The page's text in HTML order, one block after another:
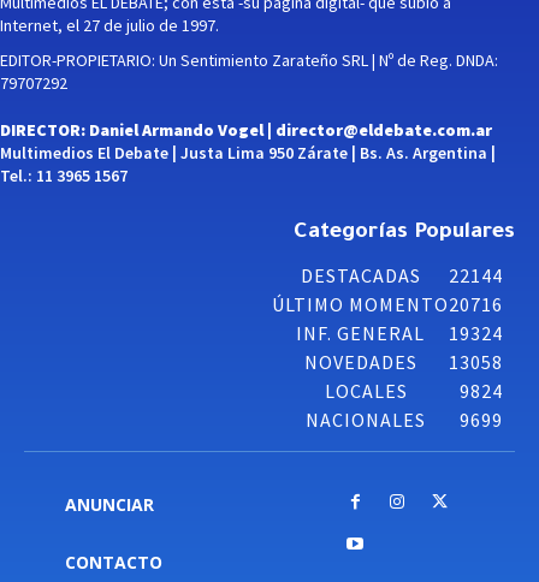
Internet, el 27 de julio de 1997.
EDITOR-PROPIETARIO: Un Sentimiento Zarateño SRL | Nº de Reg. DNDA:
79707292
DIRECTOR: Daniel Armando Vogel | director@eldebate.com.ar
Multimedios El Debate | Justa Lima 950 Zárate | Bs. As. Argentina |
Tel.: 11 3965 1567
Categorías Populares
DESTACADAS
22144
ÚLTIMO MOMENTO20716
INF. GENERAL
19324
NOVEDADES
13058
LOCALES
9824
NACIONALES
9699
ANUNCIAR
CONTACTO